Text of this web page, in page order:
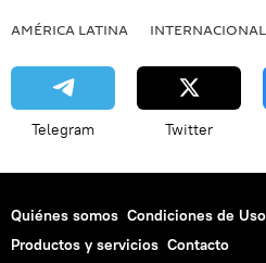
AMÉRICA LATINA INTERNACIONAL
Telegram Twitter
Quiénes somos Condiciones de Uso
Productos y servicios Contacto